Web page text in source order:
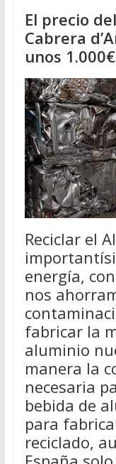
El precio
Cabrera
unos
Reciclar el
energía,
nos
fabricar la
aluminio
manera la
necesaria
bebida de
para
reciclado,